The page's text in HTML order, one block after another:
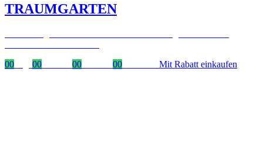
TRAUMGARTEN
00
00 00 00 Mit Rabatt einkaufen